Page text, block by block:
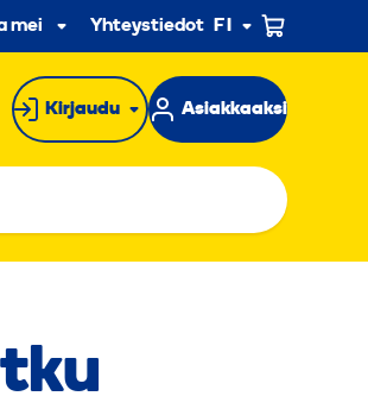
meistäAlavalikko
Yhteystiedot FI
Kirjaudu Asiakkaaksi